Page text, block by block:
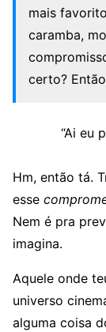
mais
caramba,
certo?
“Ai eu
Hm, então tá.
esse
Nem é pra
imagina.
Aquele onde
universo
alguma coisa